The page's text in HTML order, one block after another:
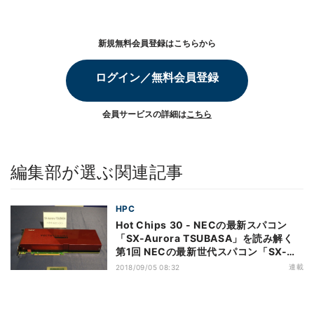
新規無料会員登録はこちらから
ログイン／無料会員登録
会員サービスの詳細はこちら
編集部が選ぶ関連記事
HPC
Hot Chips 30 - NECの最新スパコン
「SX-Aurora TSUBASA」を読み解く
第1回 NECの最新世代スパコン「SX-
Aurora TSUBASA」
2018/09/05 08:32 連載